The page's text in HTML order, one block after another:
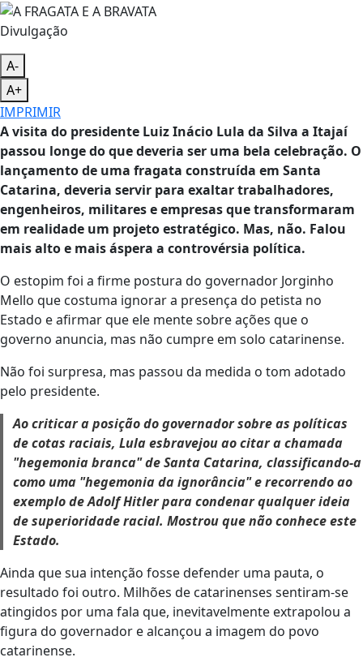
Divulgação
A-
A+
IMPRIMIR
A visita do presidente Luiz Inácio Lula da Silva a Itajaí
passou longe do que deveria ser uma bela celebração. O
lançamento de uma fragata construída em Santa
Catarina, deveria servir para exaltar trabalhadores,
engenheiros, militares e empresas que transformaram
em realidade um projeto estratégico. Mas, não. Falou
mais alto e mais áspera a controvérsia política.
O estopim foi a firme postura do governador Jorginho
Mello que costuma ignorar a presença do petista no
Estado e afirmar que ele mente sobre ações que o
governo anuncia, mas não cumpre em solo catarinense.
Não foi surpresa, mas passou da medida o tom adotado
pelo presidente.
Ao criticar a posição do governador sobre as políticas
de cotas raciais, Lula esbravejou ao citar a chamada
"hegemonia branca" de Santa Catarina, classificando-a
como uma "hegemonia da ignorância" e recorrendo ao
exemplo de Adolf Hitler para condenar qualquer ideia
de superioridade racial. Mostrou que não conhece este
Estado.
Ainda que sua intenção fosse defender uma pauta, o
resultado foi outro. Milhões de catarinenses sentiram-se
atingidos por uma fala que, inevitavelmente extrapolou a
figura do governador e alcançou a imagem do povo
catarinense.